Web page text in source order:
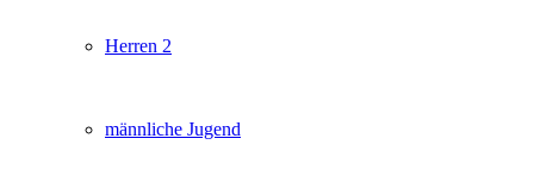
Herren 2
männliche Jugend